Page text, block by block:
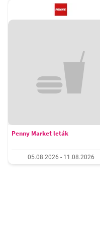
Penny Market leták
05.08.2026 - 11.08.2026